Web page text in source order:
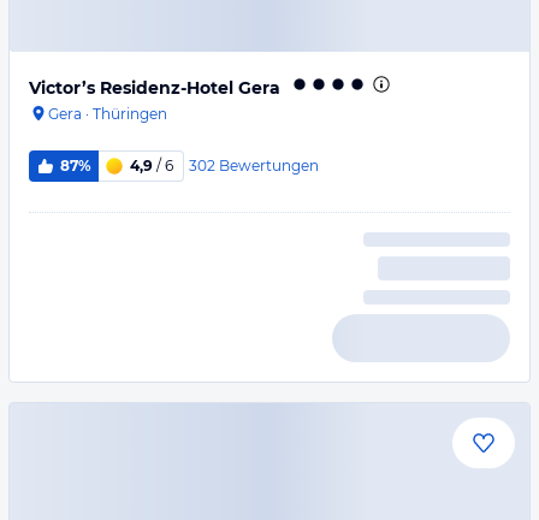
Victor’s Residenz-Hotel Gera
Gera · Thüringen
87% 4,9 / 6 302 Bewertungen